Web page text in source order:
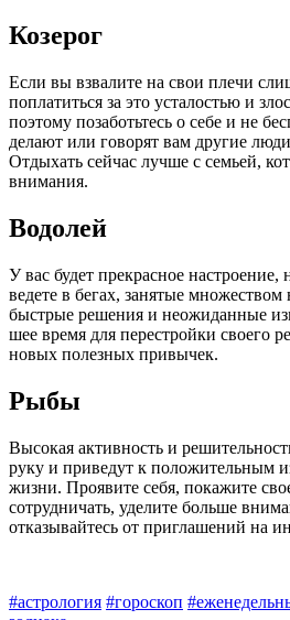
Козерог
Если вы взвалите на свои плечи
поплатиться за это усталостью и
поэ­тому позаботьтесь о себе и не
делают или говорят вам другие
Отдыхать сейчас лучше с семьей,
внимания.
Водолей
У вас будет прекрасное
ведете в бегах, занятые
быстрые решения и неожиданные
шее время для перестройки своего
новых полезных привычек.
Рыбы
Высокая активность и
руку и приведут к положительным
жизни. Проявите себя, покажите
сотрудни­чать, уделите больше
отказывайтесь от приглашений на
#астрология #гороскоп